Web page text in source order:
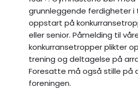
grunnleggende ferdigheter i
oppstart på
eller senior. Påmelding til
konkurransetropper plikter
trening og deltagelse på
Foresatte må også stille på
foreningen.